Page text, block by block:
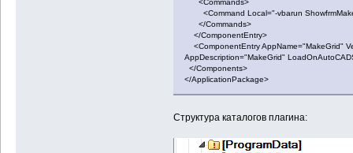
<Commands>
<Command Local="-vbarun
</Commands>
</ComponentEntry>
<ComponentEntry AppName="MakeGrid"
AppDescription="MakeGrid"
</Components>
</ApplicationPackage>
Структура каталогов плагина: